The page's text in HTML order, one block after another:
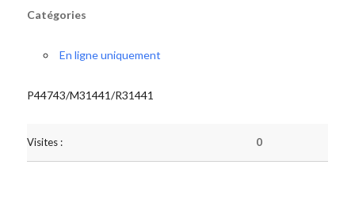
Catégories
En ligne uniquement
P44743/M31441/R31441
Visites : 0